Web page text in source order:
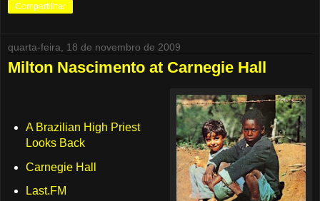
Compartilhar
quarta-feira, 18 de novembro de 2009
Milton Nascimento at Carnegie Hall
A Brazilian High Priest
Looks Back
Carnegie Hall
Last.FM